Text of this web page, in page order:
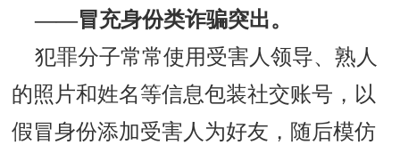
——冒充身份类诈骗突出。
犯罪分子常常使用受害人领导、熟人
的照片和姓名等信息包装社交账号，以
假冒身份添加受害人为好友，随后模仿